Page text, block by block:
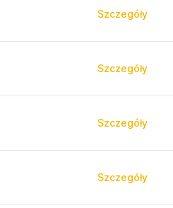
Szczegóły
Szczegóły
Szczegóły
Szczegóły